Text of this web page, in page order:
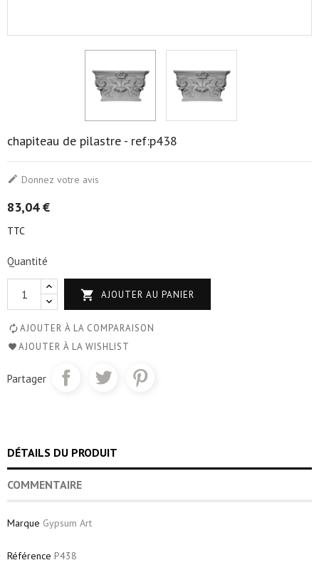
chapiteau de pilastre - ref:p438
 Donnez votre avis
83,04 €
TTC
Quantité
 AJOUTER AU PANIER
AJOUTER À LA COMPARAISON
AJOUTER À LA WISHLIST
Partager
DÉTAILS DU PRODUIT
COMMENTAIRE
Marque Gypsum Art
Référence P438